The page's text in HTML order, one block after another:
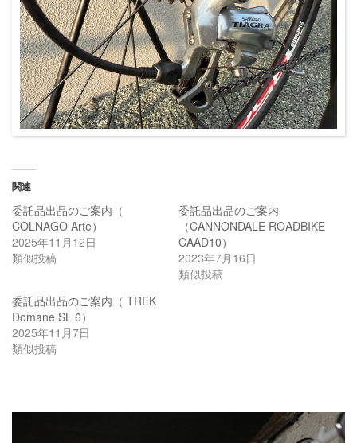
関連
委託品出品のご案内（
COLNAGO Arte）
2025年11月12日
類似投稿
委託品出品のご案内
（CANNONDALE ROADBIKE
CAAD10）
2023年7月16日
類似投稿
委託品出品のご案内（ TREK
Domane SL 6）
2025年11月7日
類似投稿